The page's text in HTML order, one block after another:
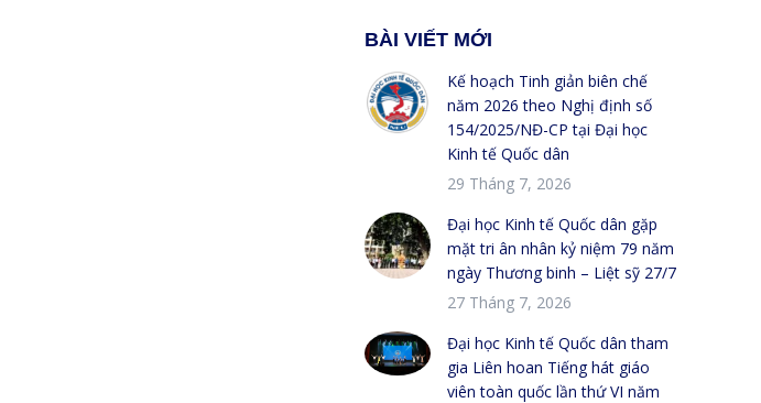
BÀI VIẾT MỚI
Kế hoạch Tinh giản biên chế
năm 2026 theo Nghị định số
154/2025/NĐ-CP tại Đại học
Kinh tế Quốc dân
29 Tháng 7, 2026
Đại học Kinh tế Quốc dân gặp
mặt tri ân nhân kỷ niệm 79 năm
ngày Thương binh – Liệt sỹ 27/7
27 Tháng 7, 2026
Đại học Kinh tế Quốc dân tham
gia Liên hoan Tiếng hát giáo
viên toàn quốc lần thứ VI năm